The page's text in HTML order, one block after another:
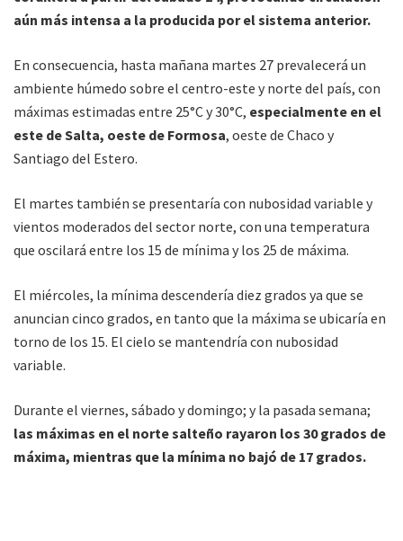
aún más intensa a la producida por el sistema anterior.
En consecuencia, hasta mañana martes 27 prevalecerá un
ambiente húmedo sobre el centro-este y norte del país, con
máximas estimadas entre 25°C y 30°C, especialmente en el
este de Salta, oeste de Formosa, oeste de Chaco y
Santiago del Estero.
El martes también se presentaría con nubosidad variable y
vientos moderados del sector norte, con una temperatura
que oscilará entre los 15 de mínima y los 25 de máxima.
El miércoles, la mínima descendería diez grados ya que se
anuncian cinco grados, en tanto que la máxima se ubicaría en
torno de los 15. El cielo se mantendría con nubosidad
variable.
Durante el viernes, sábado y domingo; y la pasada semana;
las máximas en el norte salteño rayaron los 30 grados de
máxima, mientras que la mínima no bajó de 17 grados.